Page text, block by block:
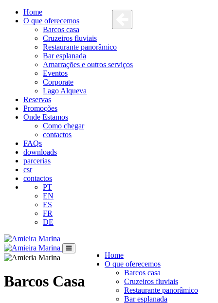
Home
O que oferecemos
Barcos casa
Cruzeiros fluviais
Restaurante panorâmico
Bar esplanada
Amarrações e outros serviços
Eventos
Corporate
Lago Alqueva
Reservas
Promoções
Onde Estamos
Como chegar
contactos
FAQs
downloads
parcerias
csr
contactos
PT
EN
ES
FR
DE
Home
O que oferecemos
Barcos casa
Cruzeiros fluviais
Restaurante panorâmico
Bar esplanada
Barcos Casa